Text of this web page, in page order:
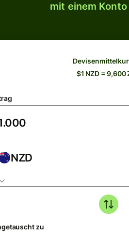
mit einem
$1 NZD = 9,600
NZD
zu